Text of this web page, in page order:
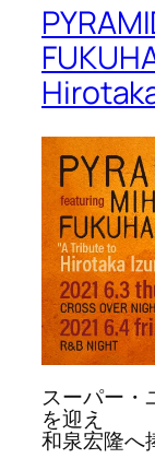
スーパー・
を迎え
和泉宏隆へ